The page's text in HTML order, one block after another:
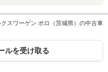
クスワーゲン ポロ（茨城県）の中古車
ルを受け取る